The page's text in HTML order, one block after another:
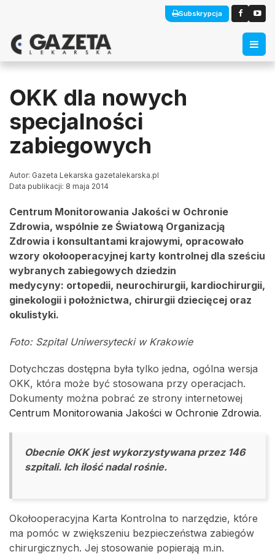
Subskrypcja
OKK dla nowych
specjalności
zabiegowych
Autor: Gazeta Lekarska gazetalekarska.pl
Data publikacji: 8 maja 2014
Centrum Monitorowania Jakości w Ochronie
Zdrowia, wspólnie ze Światową Organizacją
Zdrowia i konsultantami krajowymi, opracowało
wzory okołooperacyjnej karty kontrolnej dla sześciu
wybranych zabiegowych dziedzin
medycyny: ortopedii, neurochirurgii, kardiochirurgii,
ginekologii i położnictwa, chirurgii dziecięcej oraz
okulistyki.
Foto: Szpital Uniwersytecki w Krakowie
Dotychczas dostępna była tylko jedna, ogólna wersja
OKK, która może być stosowana przy operacjach.
Dokumenty można pobrać ze strony internetowej
Centrum Monitorowania Jakości w Ochronie Zdrowia.
Obecnie OKK jest wykorzystywana przez 146
szpitali. Ich ilość nadal rośnie.
Okołooperacyjna Karta Kontrolna to narzędzie, które
ma pomóc w zwiększeniu bezpieczeństwa zabiegów
chirurgicznych. Jej stosowanie popierają m.in.